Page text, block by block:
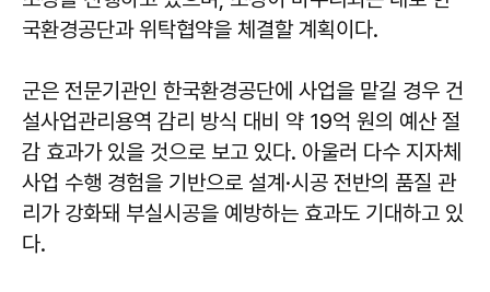
국환경공단과 위탁협약을 체결할 계획이다.
군은 전문기관인 한국환경공단에 사업을 맡길 경우 건
설사업관리용역 감리 방식 대비 약 19억 원의 예산 절
감 효과가 있을 것으로 보고 있다. 아울러 다수 지자체
사업 수행 경험을 기반으로 설계·시공 전반의 품질 관
리가 강화돼 부실시공을 예방하는 효과도 기대하고 있
다.